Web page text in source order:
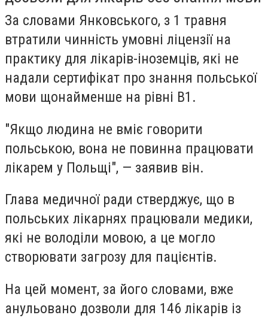
За словами Янковського, з 1 травня
втратили чинність умовні ліцензії на
практику для лікарів-іноземців, які не
надали сертифікат про знання польської
мови щонайменше на рівні B1.
"Якщо людина не вміє говорити
польською, вона не повинна працювати
лікарем у Польщі", — заявив він.
Глава медичної ради стверджує, що в
польських лікарнях працювали медики,
які не володіли мовою, а це могло
створювати загрозу для пацієнтів.
На цей момент, за його словами, вже
анульовано дозволи для 146 лікарів із